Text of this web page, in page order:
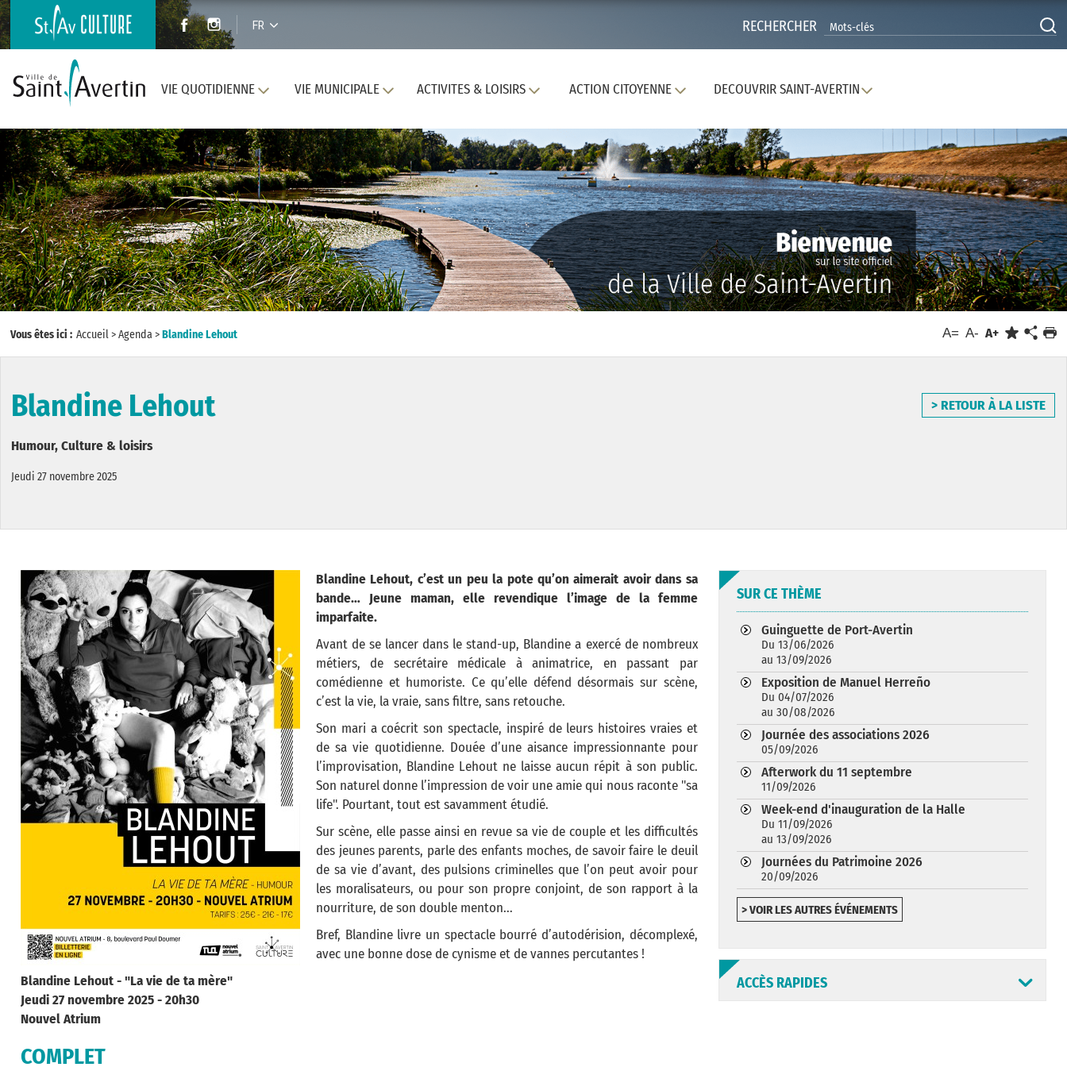
FR RECHERCHER
VIE QUOTIDIENNE VIE MUNICIPALE ACTIVITES & LOISIRS ACTION CITOYENNE DECOUVRIR SAINT-AVERTIN
Vous êtes ici : Accueil>Agenda>Blandine Lehout A= A- A+
Blandine Lehout > RETOUR À LA LISTE
Humour, Culture & loisirs
Jeudi 27 novembre 2025
Blandine Lehout, c’est un peu la pote qu’on aimerait avoir dans sa
bande… Jeune maman, elle revendique l’image de la femme
imparfaite.
Avant de se lancer dans le stand-up, Blandine a exercé de nombreux
métiers, de secrétaire médicale à animatrice, en passant par
comédienne et humoriste. Ce qu’elle défend désormais sur scène,
c’est la vie, la vraie, sans filtre, sans retouche.
Son mari a coécrit son spectacle, inspiré de leurs histoires vraies et
de sa vie quotidienne. Douée d’une aisance impressionnante pour
l’improvisation, Blandine Lehout ne laisse aucun répit à son public.
Son naturel donne l’impression de voir une amie qui nous raconte "sa
life". Pourtant, tout est savamment étudié.
Sur scène, elle passe ainsi en revue sa vie de couple et les difficultés
des jeunes parents, parle des enfants moches, de savoir faire le deuil
de sa vie d’avant, des pulsions criminelles que l’on peut avoir pour
les moralisateurs, ou pour son propre conjoint, de son rapport à la
nourriture, de son double menton...
Bref, Blandine livre un spectacle bourré d’autodérision, décomplexé,
avec une bonne dose de cynisme et de vannes percutantes !
Blandine Lehout - "La vie de ta mère"
Jeudi 27 novembre 2025 - 20h30
Nouvel Atrium
COMPLET
SUR CE THÈME
Guinguette de Port-Avertin
Du 13/06/2026
au 13/09/2026
Exposition de Manuel Herreño
Du 04/07/2026
au 30/08/2026
Journée des associations 2026
05/09/2026
Afterwork du 11 septembre
11/09/2026
Week-end d'inauguration de la Halle
Du 11/09/2026
au 13/09/2026
Journées du Patrimoine 2026
20/09/2026
> VOIR LES AUTRES ÉVÉNEMENTS
ACCÈS RAPIDES